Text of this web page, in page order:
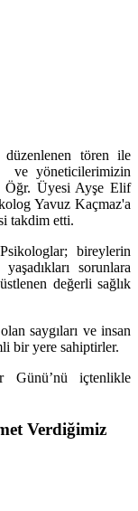
düzenlenen tören ile
ve yöneticilerimizin
Öğr. Üyesi Ayşe Elif
Yavuz Kaçmaz'a
takdim etti.
bireylerin
sorunlara
değerli sağlık
saygıları ve insan
bir yere sahiptirler.
Günü’nü içtenlikle
Verdiğimiz